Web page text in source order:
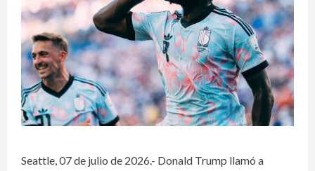
Seattle, 07 de julio de 2026.- Donald Trump llamó a